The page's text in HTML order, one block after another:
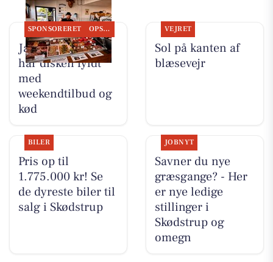
SPONSORERET OPSLAGSTAVLEN
Jaataak Slagteren
har disken fyldt
med
weekendtilbud og
kød
VEJRET
Sol på kanten af
blæsevejr
BILER
Pris op til
1.775.000 kr! Se
de dyreste biler til
salg i Skødstrup
JOBNYT
Savner du nye
græsgange? - Her
er nye ledige
stillinger i
Skødstrup og
omegn